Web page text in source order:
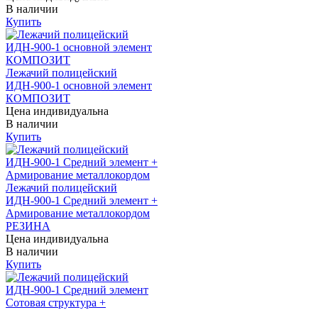
В наличии
Купить
Лежачий полицейский
ИДН-900-1 основной элемент
КОМПОЗИТ
Цена индивидуальна
В наличии
Купить
Лежачий полицейский
ИДН-900-1 Средний элемент +
Армирование металлокордом
РЕЗИНА
Цена индивидуальна
В наличии
Купить